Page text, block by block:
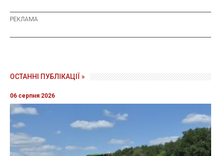
ОСТАННІ ПУБЛІКАЦІЇ »
06 серпня 2026